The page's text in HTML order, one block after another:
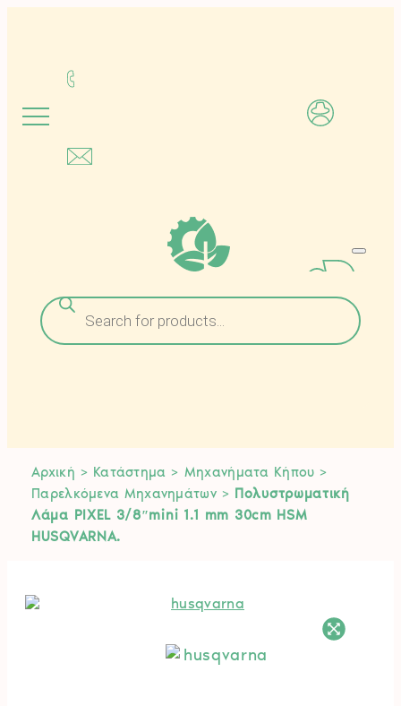
Αναζήτηση
προϊόντων
Αρχική > Κατάστημα > Μηχανήματα Κήπου >
Παρελκόμενα Μηχανημάτων> Πολυστρωματική
Λάμα PIXEL 3/8″mini 1.1 mm 30cm HSM
HUSQVARNA.